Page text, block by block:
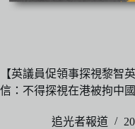
【英議員促領事探視黎智
信：不得探視在港被拘中國
追光者報道